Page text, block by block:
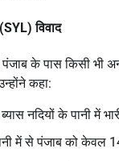
विवाद
पंजाब के पास किसी भी
कहा:
नदियों के पानी में
में से पंजाब को केवल